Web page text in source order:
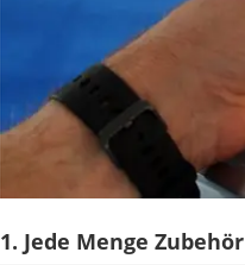
1. Jede Menge Zubehör